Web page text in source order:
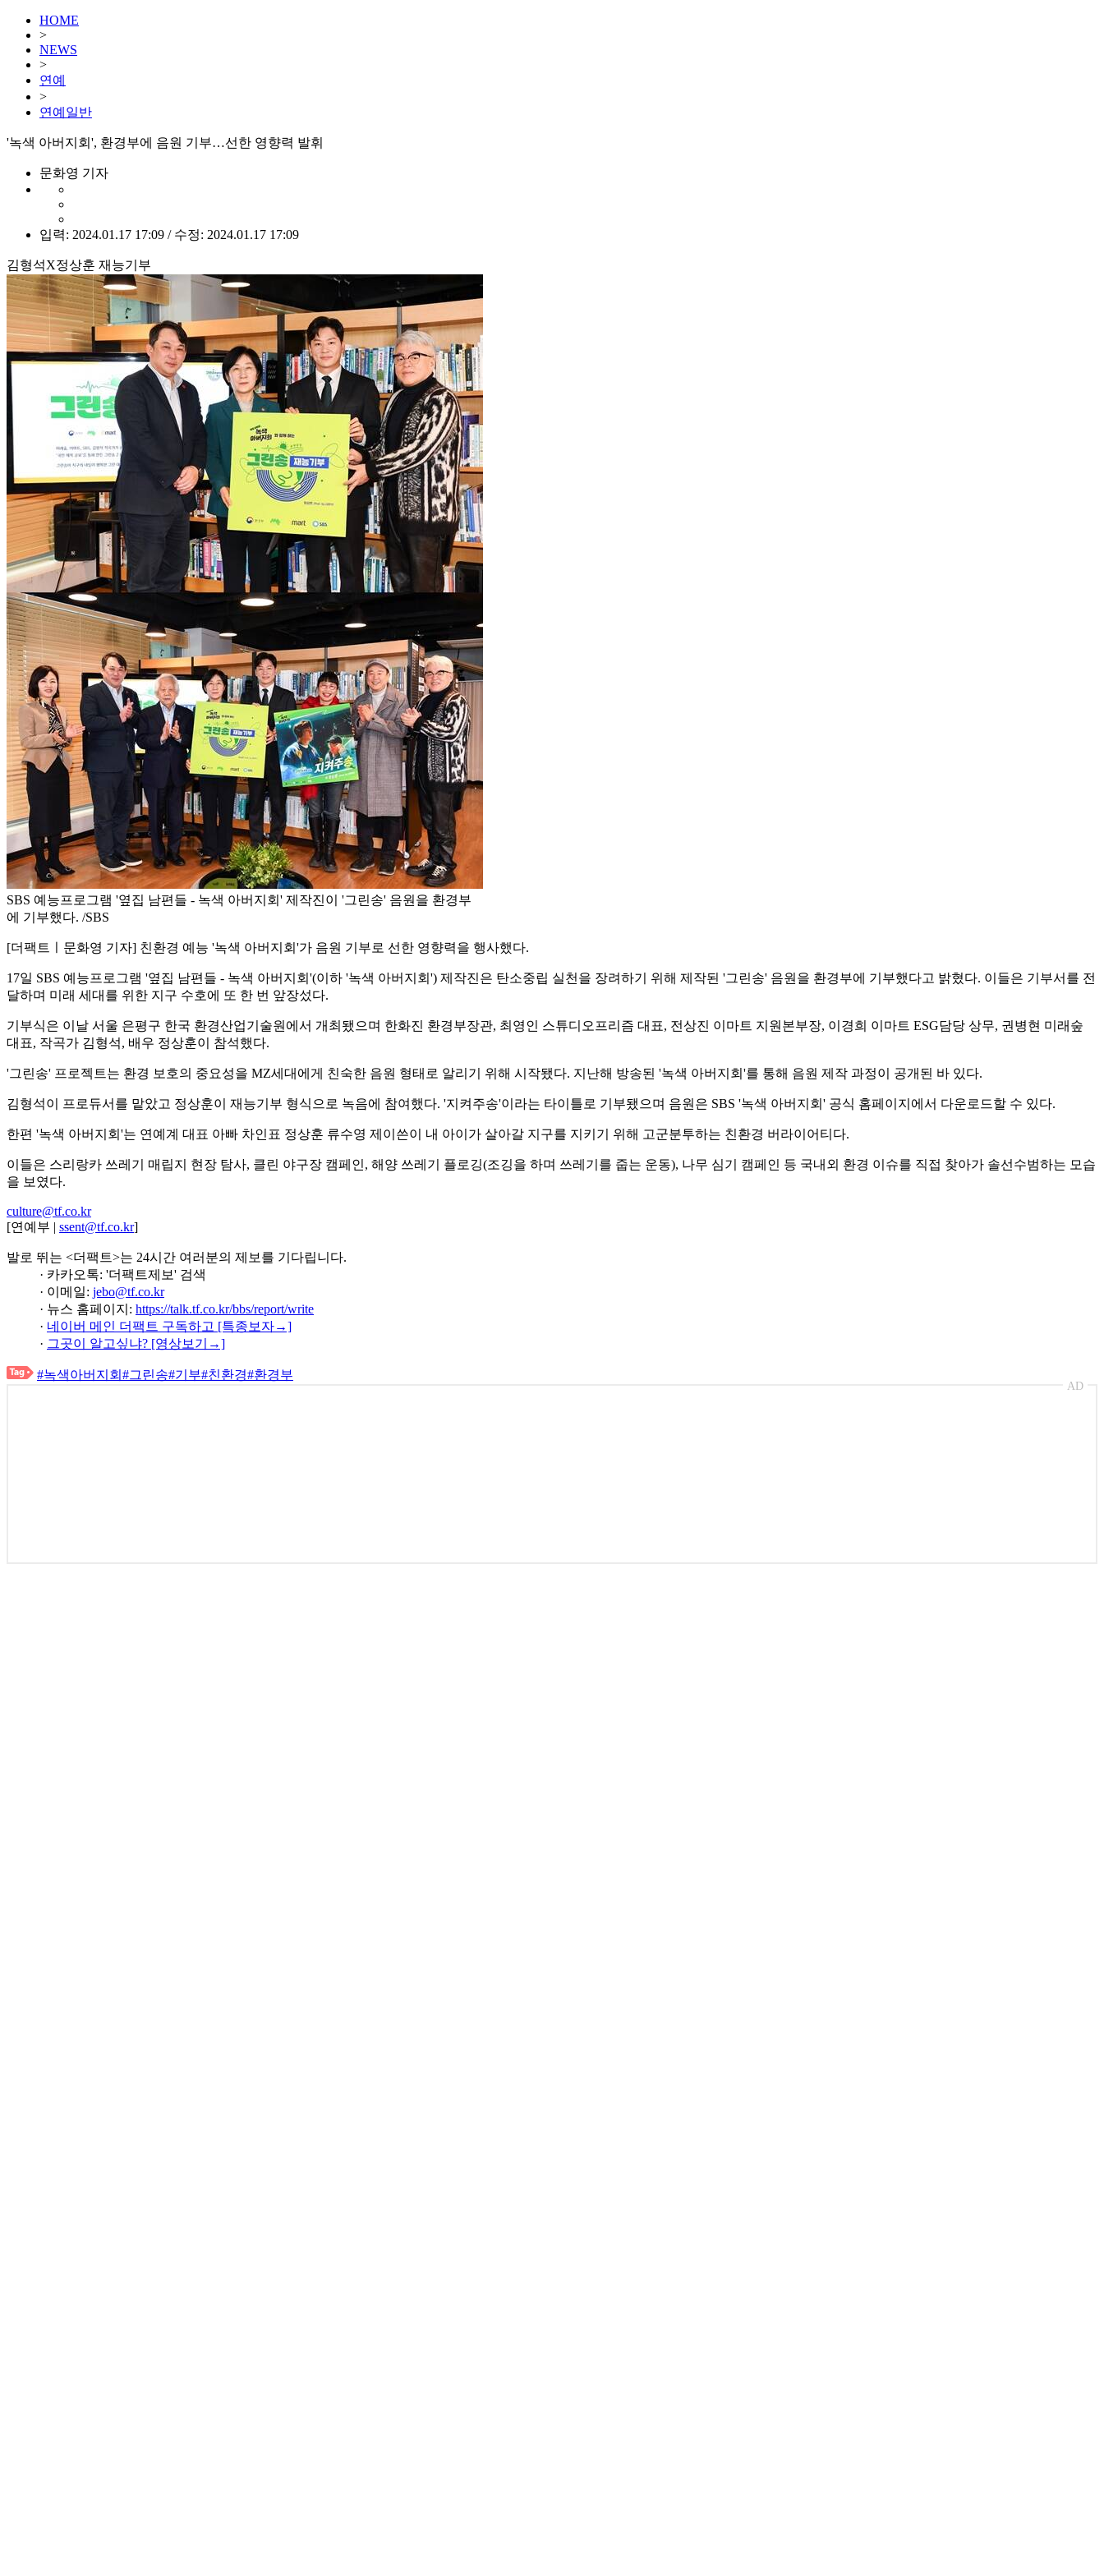
HOME
>
NEWS
>
연예
>
연예일반
'녹색 아버지회', 환경부에 음원 기부…선한 영향력 발휘
문화영 기자
입력: 2024.01.17 17:09 / 수정: 2024.01.17 17:09
김형석X정상훈 재능기부
SBS 예능프로그램 '옆집 남편들 - 녹색 아버지회' 제작진이 '그린송' 음원을 환경부
에 기부했다. /SBS
[더팩트ㅣ문화영 기자] 친환경 예능 '녹색 아버지회'가 음원 기부로 선한 영향력을 행사했다.
17일 SBS 예능프로그램 '옆집 남편들 - 녹색 아버지회'(이하 '녹색 아버지회') 제작진은 탄소중립 실천을 장려하기 위해 제작된 '그린송' 음원을 환경부에 기부했다고 밝혔다. 이들은 기부서를 전
달하며 미래 세대를 위한 지구 수호에 또 한 번 앞장섰다.
기부식은 이날 서울 은평구 한국 환경산업기술원에서 개최됐으며 한화진 환경부장관, 최영인 스튜디오프리즘 대표, 전상진 이마트 지원본부장, 이경희 이마트 ESG담당 상무, 권병현 미래숲
대표, 작곡가 김형석, 배우 정상훈이 참석했다.
'그린송' 프로젝트는 환경 보호의 중요성을 MZ세대에게 친숙한 음원 형태로 알리기 위해 시작됐다. 지난해 방송된 '녹색 아버지회'를 통해 음원 제작 과정이 공개된 바 있다.
김형석이 프로듀서를 맡았고 정상훈이 재능기부 형식으로 녹음에 참여했다. '지켜주송'이라는 타이틀로 기부됐으며 음원은 SBS '녹색 아버지회' 공식 홈페이지에서 다운로드할 수 있다.
한편 '녹색 아버지회'는 연예계 대표 아빠 차인표 정상훈 류수영 제이쓴이 내 아이가 살아갈 지구를 지키기 위해 고군분투하는 친환경 버라이어티다.
이들은 스리랑카 쓰레기 매립지 현장 탐사, 클린 야구장 캠페인, 해양 쓰레기 플로깅(조깅을 하며 쓰레기를 줍는 운동), 나무 심기 캠페인 등 국내외 환경 이슈를 직접 찾아가 솔선수범하는 모습
을 보였다.
culture@tf.co.kr
[연예부 | ssent@tf.co.kr]
발로 뛰는 <더팩트>는 24시간 여러분의 제보를 기다립니다.
· 카카오톡: '더팩트제보' 검색
· 이메일: jebo@tf.co.kr
· 뉴스 홈페이지: https://talk.tf.co.kr/bbs/report/write
· 네이버 메인 더팩트 구독하고 [특종보자→]
· 그곳이 알고싶냐? [영상보기→]
#녹색아버지회 #그린송#기부#친환경#환경부
AD